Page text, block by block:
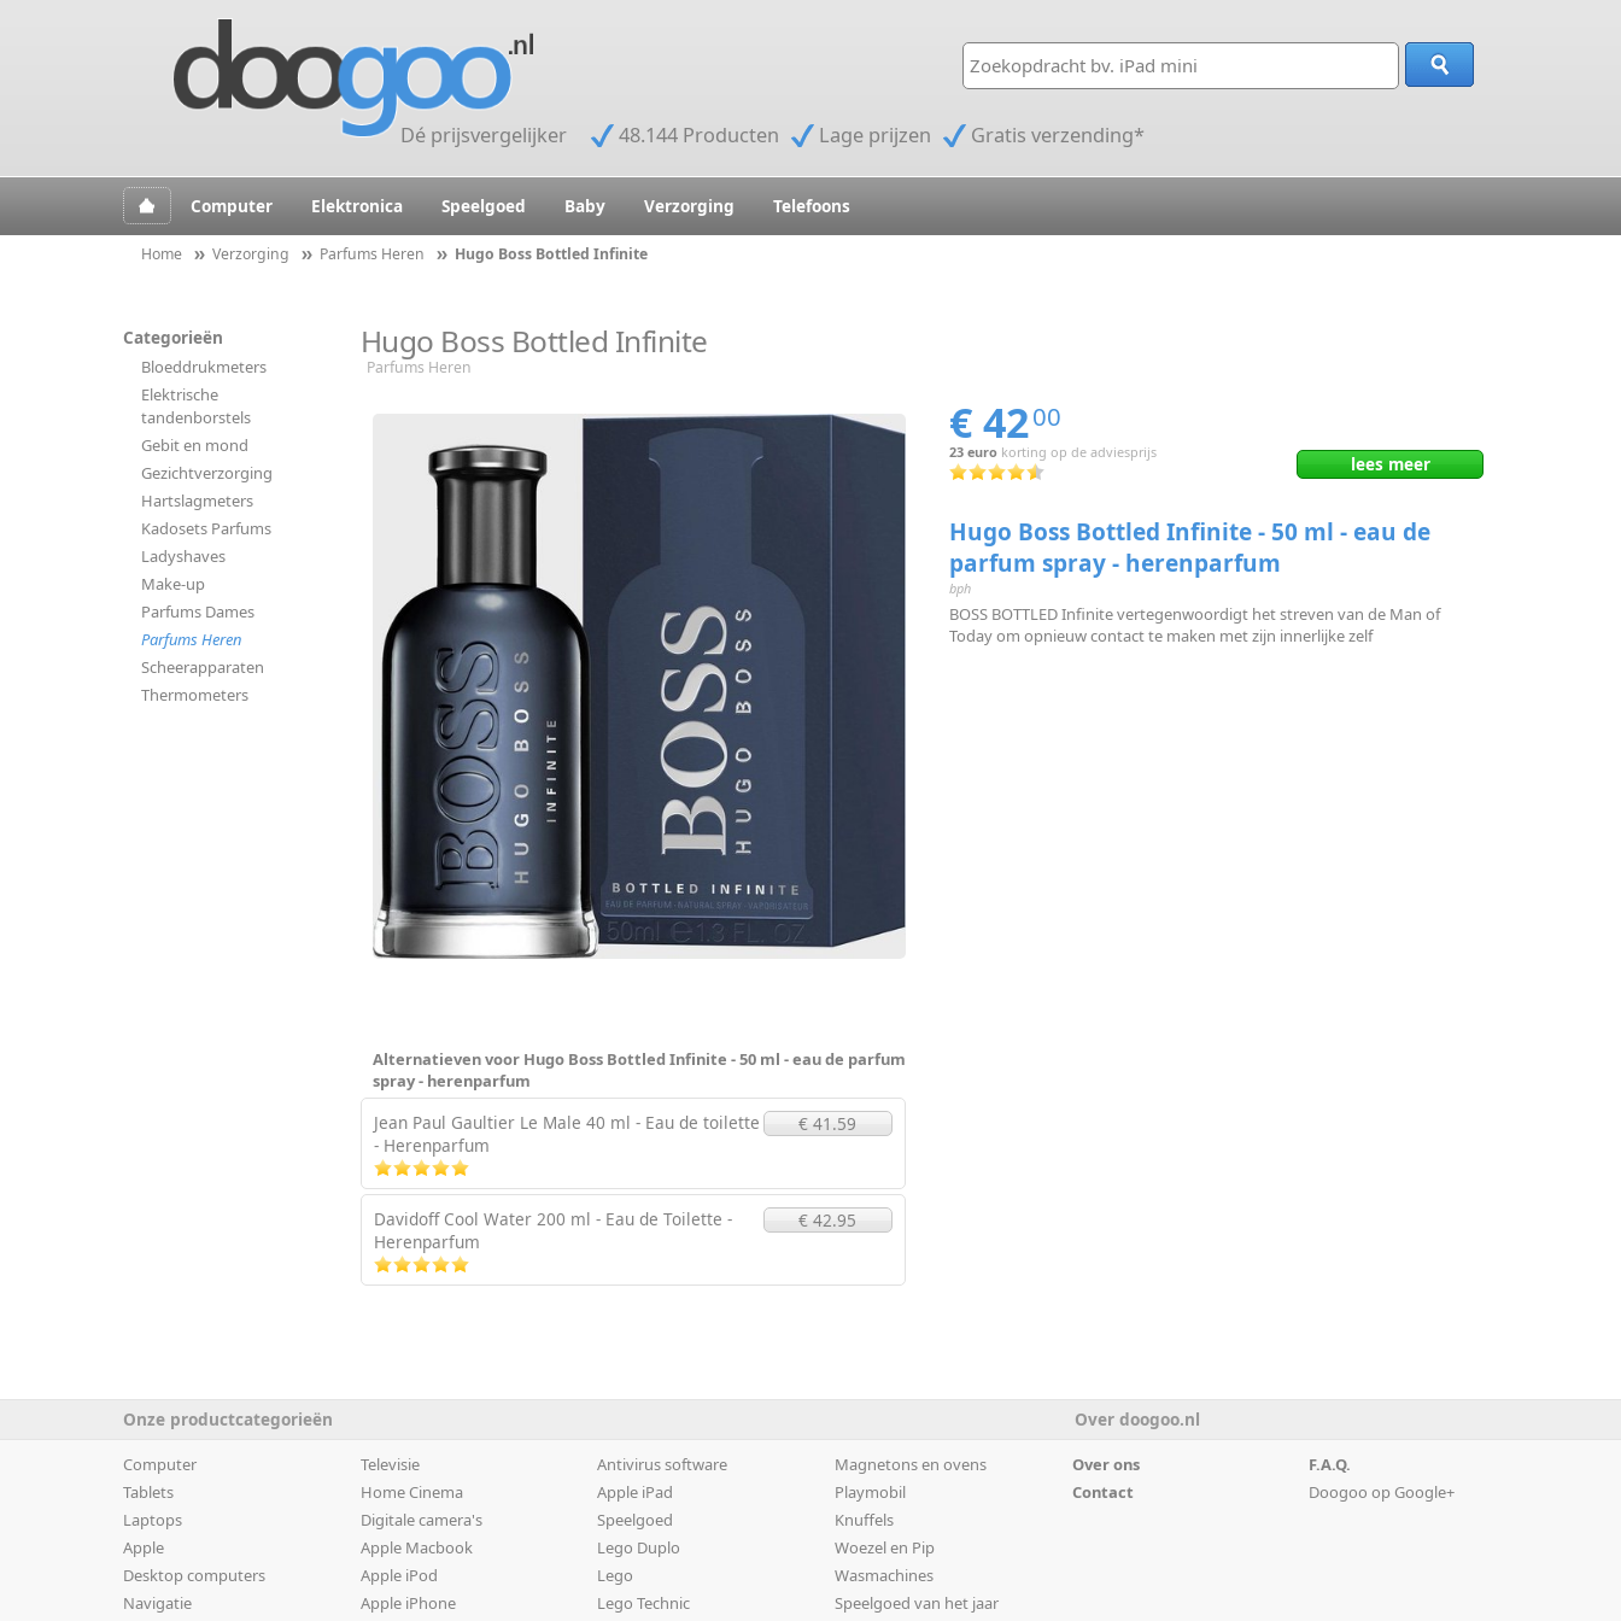
Dé prijsvergelijker 48.144 Producten Lage prijzen Gratis verzending*
Computer Elektronica Speelgoed Baby Verzorging Telefoons
Home Verzorging Parfums Heren Hugo Boss Bottled Infinite
Categorieën
Bloeddrukmeters
Elektrische
tandenborstels
Gebit en mond
Gezichtverzorging
Hartslagmeters
Kadosets Parfums
Ladyshaves
Make-up
Parfums Dames
Parfums Heren
Scheerapparaten
Thermometers
Hugo Boss Bottled Infinite
Parfums Heren
Alternatieven voor Hugo Boss Bottled Infinite - 50 ml - eau de parfum
spray - herenparfum
Jean Paul Gaultier Le Male 40 ml - Eau de toilette
- Herenparfum
€ 41.59
Davidoff Cool Water 200 ml - Eau de Toilette -
Herenparfum
€ 42.95
€ 4200
23 eurokorting op de adviesprijs
leesmeer
Hugo Boss Bottled Infinite - 50 ml - eau de
parfum spray - herenparfum
bph
BOSS BOTTLED Infinite vertegenwoordigt het streven van de Man of
Today om opnieuw contact te maken met zijn innerlijke zelf
Onze productcategorieën Over doogoo.nl
Computer
Tablets
Laptops
Apple
Desktop computers
Navigatie
Televisie
Home Cinema
Digitale camera's
Apple Macbook
Apple iPod
Apple iPhone
Antivirus software
Apple iPad
Speelgoed
Lego Duplo
Lego
Lego Technic
Magnetons en ovens
Playmobil
Knuffels
Woezel en Pip
Wasmachines
Speelgoed van het jaar
Over ons
Contact
F.A.Q.
Doogoo op Google+